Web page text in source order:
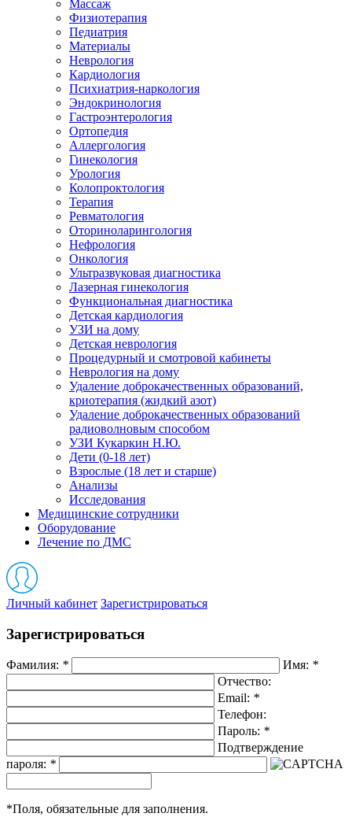
Массаж
Физиотерапия
Педиатрия
Материалы
Неврология
Кардиология
Психиатрия-наркология
Эндокринология
Гастроэнтерология
Ортопедия
Аллергология
Гинекология
Урология
Колопроктология
Терапия
Ревматология
Оториноларингология
Нефрология
Онкология
Ультразвуковая диагностика
Лазерная гинекология
Функциональная диагностика
Детская кардиология
УЗИ на дому
Детская неврология
Процедурный и смотровой кабинеты
Неврология на дому
Удаление доброкачественных образований,
криотерапия (жидкий азот)
Удаление доброкачественных образований
радиоволновым способом
УЗИ Кукаркин Н.Ю.
Дети (0-18 лет)
Взрослые (18 лет и старше)
Анализы
Исследования
Медицинские сотрудники
Оборудование
Лечение по ДМС
Личный кабинет Зарегистрироваться
Зарегистрироваться
Фамилия: * Имя: *
Отчество:
Email: *
Телефон:
Пароль: *
Подтверждение
пароля: *
*Поля, обязательные для заполнения.